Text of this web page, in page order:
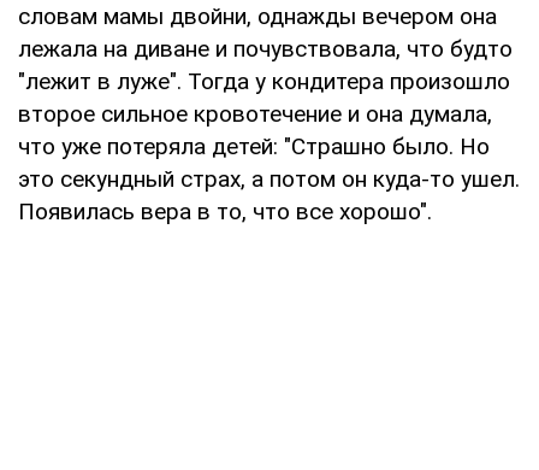
словам мамы двойни, однажды вечером она
лежала на диване и почувствовала, что будто
"лежит в луже". Тогда у кондитера произошло
второе сильное кровотечение и она думала,
что уже потеряла детей: "Страшно было. Но
это секундный страх, а потом он куда-то ушел.
Появилась вера в то, что все хорошо".